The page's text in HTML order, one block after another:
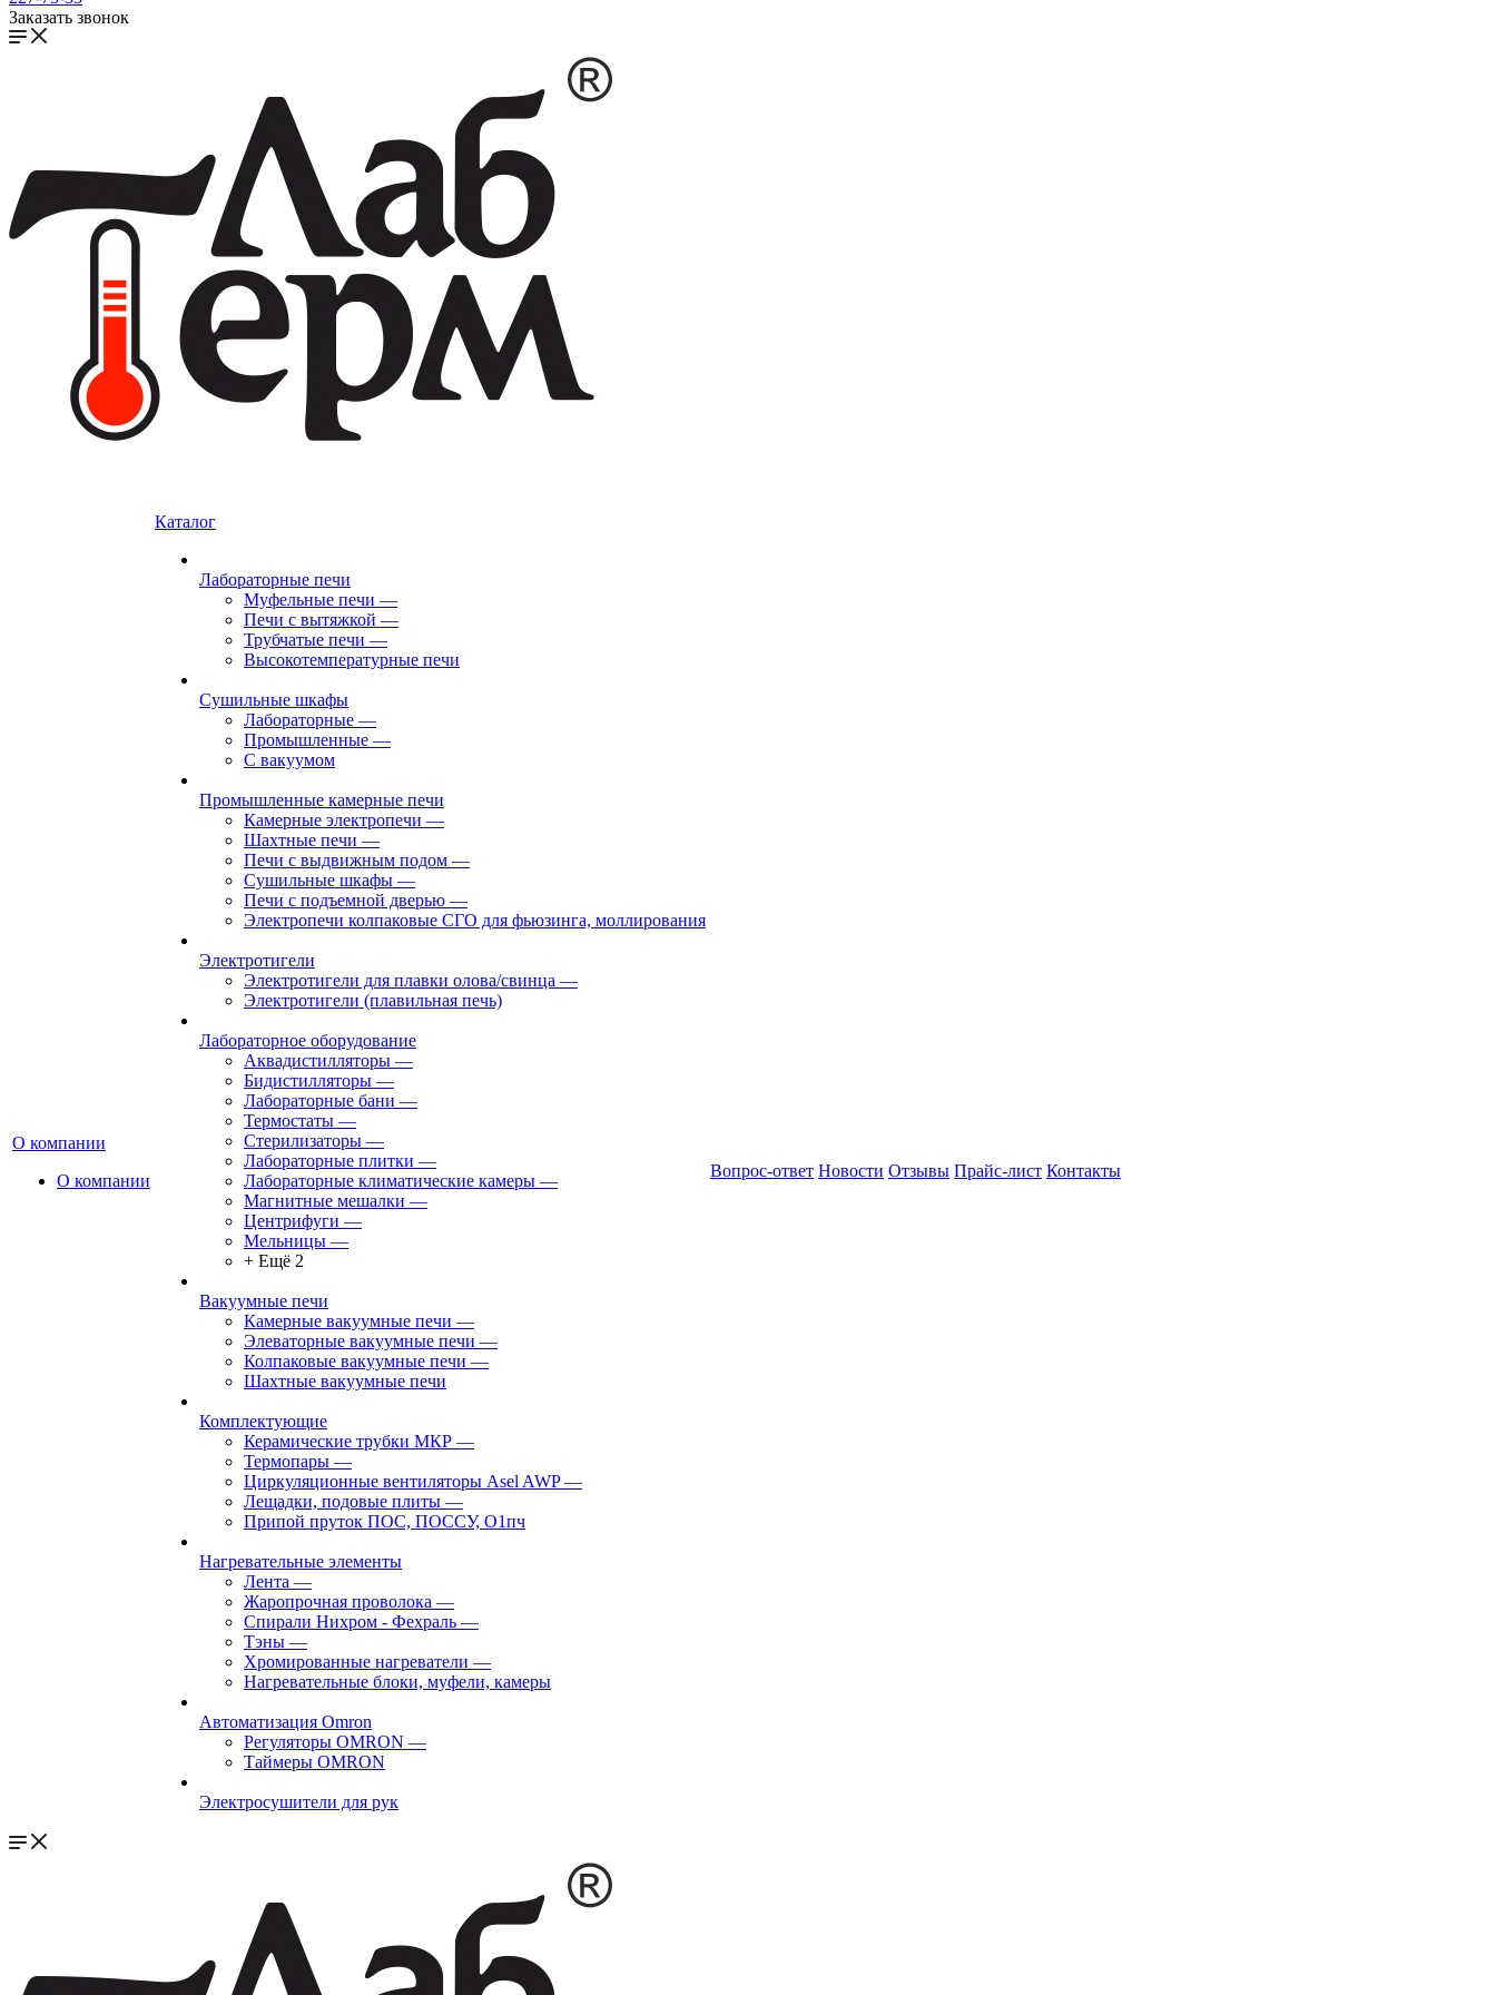
Заказать звонок
О компании
О компании
Каталог
Лабораторные печи
Муфельные печи —
Печи с вытяжкой —
Трубчатые печи —
Высокотемпературные печи
Сушильные шкафы
Лабораторные —
Промышленные —
С вакуумом
Промышленные камерные печи
Камерные электропечи —
Шахтные печи —
Печи с выдвижным подом —
Сушильные шкафы —
Печи с подъемной дверью —
Электропечи колпаковые СГО для фьюзинга, моллирования
Электротигели
Электротигели для плавки олова/свинца —
Электротигели (плавильная печь)
Лабораторное оборудование
Аквадистилляторы —
Бидистилляторы —
Лабораторные бани —
Термостаты —
Стерилизаторы —
Лабораторные плитки —
Лабораторные климатические камеры —
Магнитные мешалки —
Центрифуги —
Мельницы —
+ Ещё 2
Вакуумные печи
Камерные вакуумные печи —
Элеваторные вакуумные печи —
Колпаковые вакуумные печи —
Шахтные вакуумные печи
Комплектующие
Керамические трубки МКР —
Термопары —
Циркуляционные вентиляторы Asel AWP—
Лещадки, подовые плиты —
Припой пруток ПОС, ПОССУ, О1пч
Нагревательные элементы
Лента —
Жаропрочная проволока —
Спирали Нихром - Фехраль —
Тэны —
Хромированные нагреватели —
Нагревательные блоки, муфели, камеры
Автоматизация Omron
Регуляторы OMRON —
Таймеры OMRON
Электросушители для рук
Вопрос-ответ Новости Отзывы Прайс-лист Контакты